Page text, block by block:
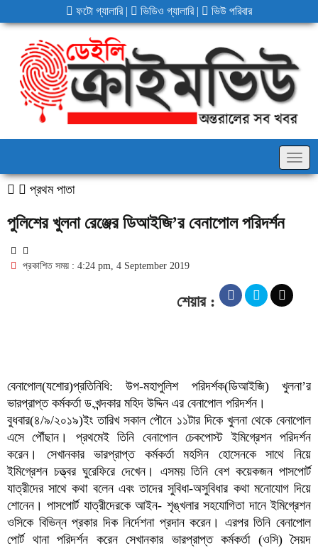
ফটো গ্যালারি | ভিডিও গ্যালারি | ভিউ পরিবার
প্রথম পাতা
পুলিশের খুলনা রেঞ্জের ডিআইজি’র বেনাপোল পরিদর্শন
প্রকাশিত সময় : 4:24 pm, 4 September 2019
শেয়ার :
বেনাপোল(যশোর)প্রতিনিধি: উপ-মহাপুলিশ পরিদর্শক(ডিআইজি) খুলনা’র
ভারপ্রাপ্ত কর্মকর্তা ড.খন্দকার মহিদ উদ্দিন এর বেনাপোল পরিদর্শন।
বুধবার(৪/৯/২০১৯)ইং তারিখ সকাল পৌনে ১১টার দিকে খুলনা থেকে বেনাপোল
এসে পৌঁছান। প্রথমেই তিনি বেনাপোল চেকপোস্ট ইমিগ্রেশন পরিদর্শন
করেন। সেখানকার ভারপ্রাপ্ত কর্মকর্তা মহসিন হোসেনকে সাথে নিয়ে
ইমিগ্রেশন চত্ত্বর ঘুরেফিরে দেখেন। এসময় তিনি বেশ কয়েকজন পাসপোর্ট
যাত্রীদের সাথে কথা বলেন এবং তাদের সুবিধা-অসুবিধার কথা মনোযোগ দিয়ে
শোনেন। পাসপোর্ট যাত্রীদেরকে আইন- শৃঙ্খলার সহযোগিতা দানে ইমিগ্রেশন
ওসিকে বিভিন্ন প্রকার দিক নির্দেশনা প্রদান করেন। এরপর তিনি বেনাপোল
পোর্ট থানা পরিদর্শন করেন সেখানকার ভারপ্রাপ্ত কর্মকর্তা (ওসি) সৈয়দ